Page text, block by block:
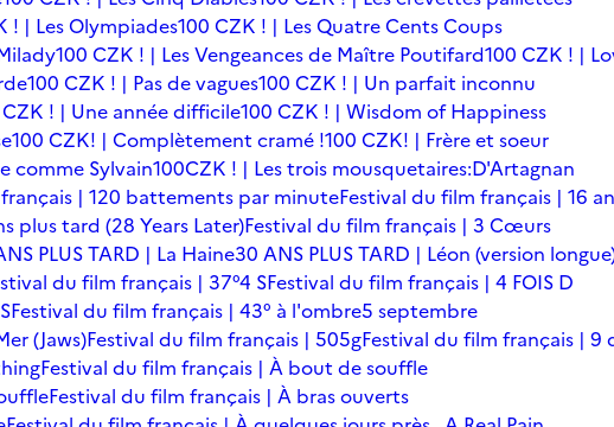
! | Les Olympiades100 CZK ! | Les Quatre Cents Coups
100 CZK ! | Les Vengeances de Maître Poutifard100 CZK ! |
100 CZK ! | Pas de vagues100 CZK ! | Un parfait inconnu
! | Une année difficile100 CZK ! | Wisdom of Happiness
100 CZK! | Complètement cramé !100 CZK! | Frère et soeur
comme Sylvain100CZK ! | Les trois mousquetaires:D'Artagnan
| 120 battements par minuteFestival du film français | 16
plus tard (28 Years Later)Festival du film français | 3 Cœurs
PLUS TARD | La Haine30 ANS PLUS TARD | Léon (version
du film français | 37°4 SFestival du film français | 4 FOIS D
Festival du film français | 43° à l'ombre5 septembre
(Jaws)Festival du film français | 505gFestival du film français | 9
Festival du film français | À bout de souffle
Festival du film français | À bras ouverts